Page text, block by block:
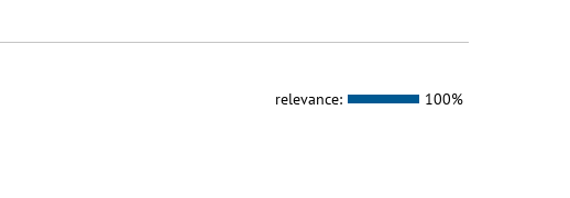
relevance: 100%